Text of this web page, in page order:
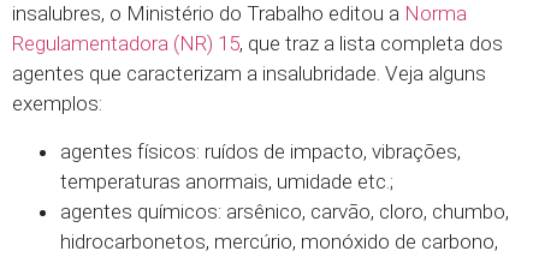
insalubres, o Ministério do Trabalho editou a Norma
Regulamentadora (NR) 15, que traz a lista completa dos
agentes que caracterizam a insalubridade. Veja alguns
exemplos:
agentes físicos: ruídos de impacto, vibrações,
temperaturas anormais, umidade etc.;
agentes químicos: arsênico, carvão, cloro, chumbo,
hidrocarbonetos, mercúrio, monóxido de carbono,